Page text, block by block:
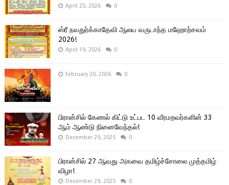
April 25, 2026 0
ஸ்ரீ நவதுர்க்காதேவி ஆலய வருடாந்த மஹோற்சவம்
2026!
April 19, 2026 0
February 20, 2026 0
பிரான்சில் கேணல் கிட்டு உட்பட 10 வீரமறவர்களின் 33
ஆம் ஆண்டு நினைவேந்தல்!
December 29, 2025 0
பிரான்சில் 27 ஆவது அகவை தமிழ்ச்சோலை முத்தமிழ்
விழா!
December 29, 2025 0